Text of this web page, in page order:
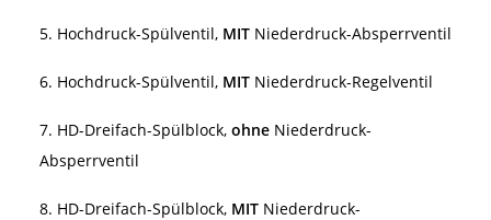
5. Hochdruck-Spülventil, MIT Niederdruck-Absperrventil
6. Hochdruck-Spülventil, MIT Niederdruck-Regelventil
7. HD-Dreifach-Spülblock, ohne Niederdruck-
Absperrventil
8. HD-Dreifach-Spülblock, MIT Niederdruck-